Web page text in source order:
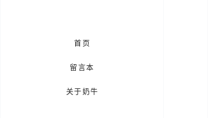
首页
留言本
关于奶牛